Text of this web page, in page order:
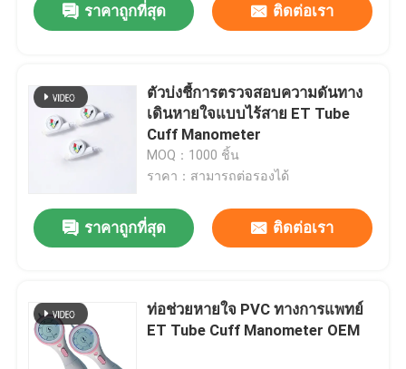
ราคาถูกที่สุด ติดต่อเรา
ตัวบ่งชี้การตรวจสอบความดันทาง
เดินหายใจแบบไร้สาย ET Tube
Cuff Manometer
MOQ：1000 ชิ้น
ราคา：สามารถต่อรองได้
ราคาถูกที่สุด ติดต่อเรา
ท่อช่วยหายใจ PVC ทางการแพทย์
ET Tube Cuff Manometer OEM